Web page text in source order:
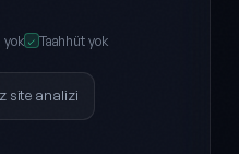
yok ✓ Taahhüt yok
site analizi